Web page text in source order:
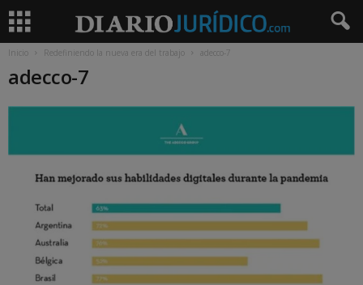
Inicio Redefiniendo la nueva era del trabajo adecco-7
adecco-7